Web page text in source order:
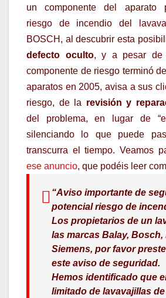
un componente del aparato
riesgo de incendio del
BOSCH, al descubrir esta
defecto oculto, y a pesar de
componente de riesgo terminó
aparatos en 2005, avisa a sus
riesgo, de la revisión y
del problema, en lugar de
silenciando lo que puede
transcurra el tiempo. Veamos
ese anuncio, que podéis leer
“Aviso importante de
potencial riesgo de
Los propietarios de un
las marcas Balay, Bosch,
Siemens, por favor
este aviso de seguridad.
Hemos identificado que
limitado de lavavajillas